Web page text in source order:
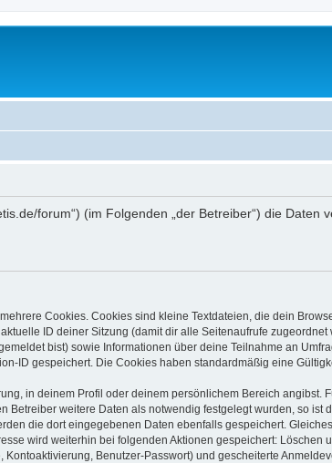
forum“) (im Folgenden „der Betreiber“) die
Cookies. Cookies sind kleine Textdateien, die dein
ID deiner Sitzung (damit dir alle Seitenaufrufe
bist) sowie Informationen über deine Teilnahme an
ID gespeichert. Die Cookies haben standardmäßig eine
in deinem Profil oder deinem persönlichem Bereich angibst.
weitere Daten als notwendig festgelegt wurden, so ist
die dort eingegebenen Daten ebenfalls gespeichert.
wird weiterhin bei folgenden Aktionen gespeichert:
Benutzer-Passwort) und gescheiterte